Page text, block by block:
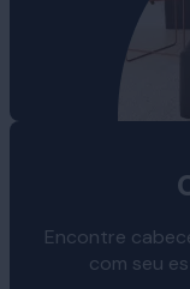
Encontre
com seu